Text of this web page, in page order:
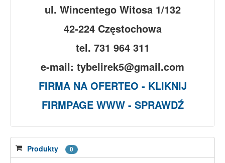
ul. Wincentego Witosa 1/132
42-224 Częstochowa
tel. 731 964 311
e-mail: tybelirek5@gmail.com
FIRMA NA OFERTEO - KLIKNIJ
FIRMPAGE WWW - SPRAWDŹ
Produkty 0